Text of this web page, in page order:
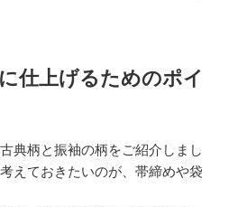
仕上げるためのポイ
典柄と振袖の柄をご紹介しまし
えておきたいのが、帯締めや袋